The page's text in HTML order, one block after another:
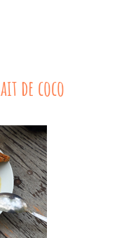
de coco